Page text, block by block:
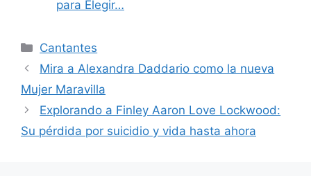
para Elegir…
Categories
Cantantes
Mira a Alexandra Daddario como la nueva
Mujer Maravilla
Explorando a Finley Aaron Love Lockwood:
Su pérdida por suicidio y vida hasta ahora